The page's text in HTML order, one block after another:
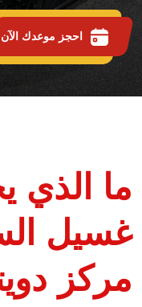
احجز موعدك الآن
ما الذي
غسيل
مركز